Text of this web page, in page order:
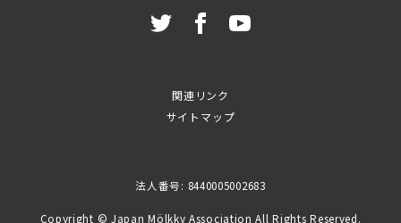
関連リンク
サイトマップ
法人番号: 8440005002683
Copyright © Japan Mölkky Association All Rights Reserved.